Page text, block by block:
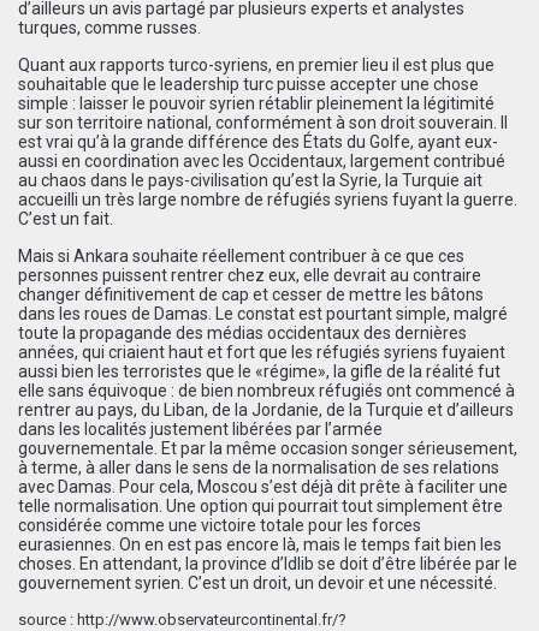
d’ailleurs un avis partagé par plusieurs experts et analystes
turques, comme russes.
Quant aux rapports turco-syriens, en premier lieu il est plus que
souhaitable que le leadership turc puisse accepter une chose
simple : laisser le pouvoir syrien rétablir pleinement la légitimité
sur son territoire national, conformément à son droit souverain. Il
est vrai qu’à la grande différence des États du Golfe, ayant eux-
aussi en coordination avec les Occidentaux, largement contribué
au chaos dans le pays-civilisation qu’est la Syrie, la Turquie ait
accueilli un très large nombre de réfugiés syriens fuyant la guerre.
C’est un fait.
Mais si Ankara souhaite réellement contribuer à ce que ces
personnes puissent rentrer chez eux, elle devrait au contraire
changer définitivement de cap et cesser de mettre les bâtons
dans les roues de Damas. Le constat est pourtant simple, malgré
toute la propagande des médias occidentaux des dernières
années, qui criaient haut et fort que les réfugiés syriens fuyaient
aussi bien les terroristes que le «régime», la gifle de la réalité fut
elle sans équivoque : de bien nombreux réfugiés ont commencé à
rentrer au pays, du Liban, de la Jordanie, de la Turquie et d’ailleurs
dans les localités justement libérées par l’armée
gouvernementale. Et par la même occasion songer sérieusement,
à terme, à aller dans le sens de la normalisation de ses relations
avec Damas. Pour cela, Moscou s’est déjà dit prête à faciliter une
telle normalisation. Une option qui pourrait tout simplement être
considérée comme une victoire totale pour les forces
eurasiennes. On en est pas encore là, mais le temps fait bien les
choses. En attendant, la province d’Idlib se doit d’être libérée par le
gouvernement syrien. C’est un droit, un devoir et une nécessité.
source : http://www.observateurcontinental.fr/?